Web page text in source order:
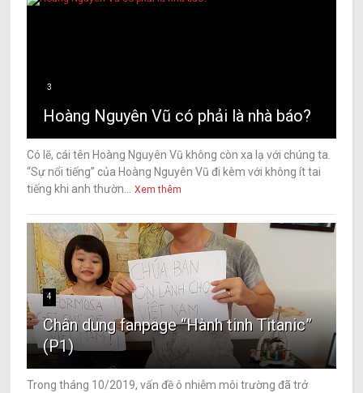
3
Hoàng Nguyên Vũ có phải là nhà báo?
Có lẽ, cái tên Hoàng Nguyên Vũ không còn xa lạ với chúng ta.
“Sự nổi tiếng” của Hoàng Nguyên Vũ đi kèm với không ít tai
tiếng khi anh thườn...
Xem thêm
4
Chân dung fanpage “Hành tinh Titanic”
(P1)
Trong tháng 10/2019, vấn đề ô nhiễm môi trường đã trở